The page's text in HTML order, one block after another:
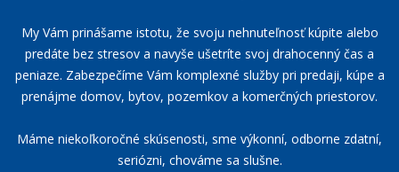
My Vám prinášame istotu, že svoju nehnuteľnosť kúpite alebo
predáte bez stresov a navyše ušetríte svoj drahocenný čas a
peniaze. Zabezpečíme Vám komplexné služby pri predaji, kúpe a
prenájme domov, bytov, pozemkov a komerčných priestorov.
Máme niekoľkoročné skúsenosti, sme výkonní, odborne zdatní,
seriózni, chováme sa slušne.